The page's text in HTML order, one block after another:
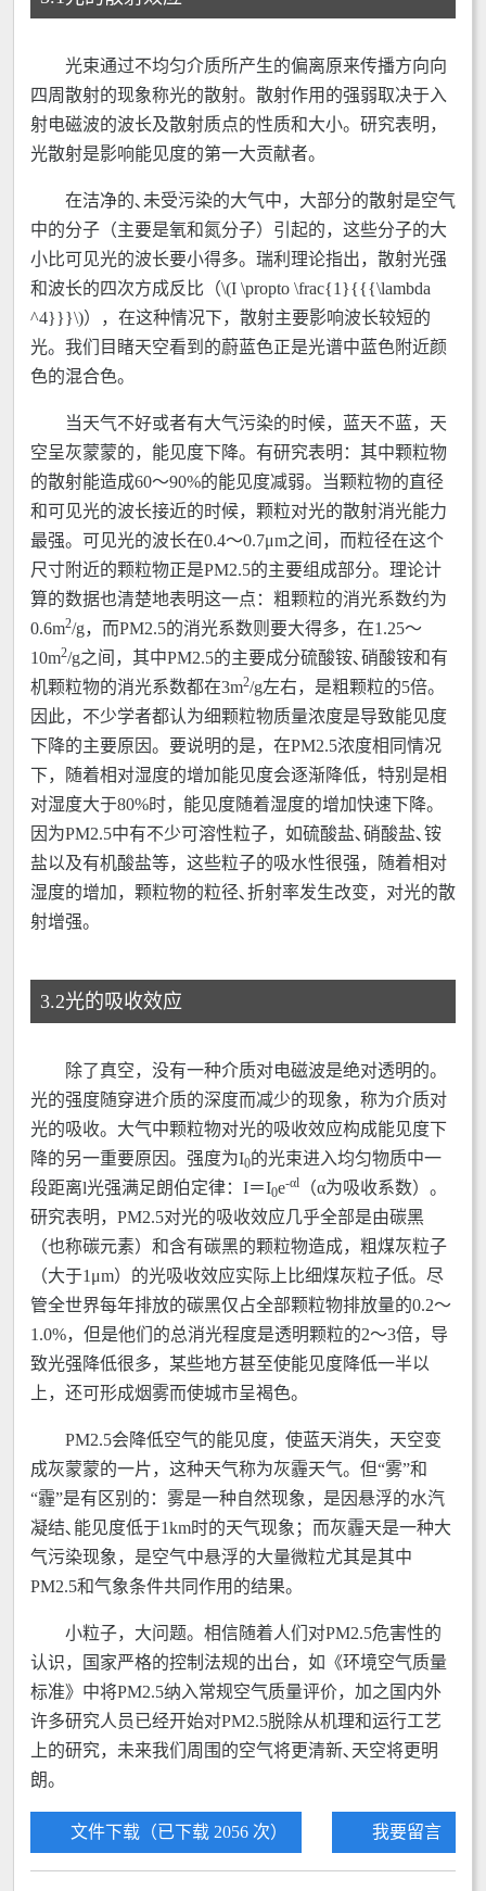
光束通过不均匀介质所产生的偏离原来传播方向向
四周散射的现象称光的散射。散射作用的强弱取决于入
射电磁波的波长及散射质点的性质和大小。研究表明，
光散射是影响能见度的第一大贡献者。
在洁净的､未受污染的大气中，大部分的散射是空气
中的分子（主要是氧和氮分子）引起的，这些分子的大
小比可见光的波长要小得多。瑞利理论指出，散射光强
和波长的四次方成反比（\(I \propto \frac{1}{{{\lambda
^4}}}\)），在这种情况下，散射主要影响波长较短的
光。我们目睹天空看到的蔚蓝色正是光谱中蓝色附近颜
色的混合色。
当天气不好或者有大气污染的时候，蓝天不蓝，天
空呈灰蒙蒙的，能见度下降。有研究表明：其中颗粒物
的散射能造成60～90%的能见度减弱。当颗粒物的直径
和可见光的波长接近的时候，颗粒对光的散射消光能力
最强。可见光的波长在0.4～0.7μm之间，而粒径在这个
尺寸附近的颗粒物正是PM2.5的主要组成部分。理论计
算的数据也清楚地表明这一点：粗颗粒的消光系数约为
0.6m2/g，而PM2.5的消光系数则要大得多，在1.25～
10m2/g之间，其中PM2.5的主要成分硫酸铵､硝酸铵和有
机颗粒物的消光系数都在3m2/g左右，是粗颗粒的5倍。
因此，不少学者都认为细颗粒物质量浓度是导致能见度
下降的主要原因。要说明的是，在PM2.5浓度相同情况
下，随着相对湿度的增加能见度会逐渐降低，特别是相
对湿度大于80%时，能见度随着湿度的增加快速下降。
因为PM2.5中有不少可溶性粒子，如硫酸盐､硝酸盐､铵
盐以及有机酸盐等，这些粒子的吸水性很强，随着相对
湿度的增加，颗粒物的粒径､折射率发生改变，对光的散
射增强。
3.2光的吸收效应
除了真空，没有一种介质对电磁波是绝对透明的。
光的强度随穿进介质的深度而减少的现象，称为介质对
光的吸收。大气中颗粒物对光的吸收效应构成能见度下
降的另一重要原因。强度为I0的光束进入均匀物质中一
段距离l光强满足朗伯定律：I＝I0e-αl
（α为吸收系数）。
研究表明，PM2.5对光的吸收效应几乎全部是由碳黑
（也称碳元素）和含有碳黑的颗粒物造成，粗煤灰粒子
（大于1μm）的光吸收效应实际上比细煤灰粒子低。尽
管全世界每年排放的碳黑仅占全部颗粒物排放量的0.2～
1.0%，但是他们的总消光程度是透明颗粒的2～3倍，导
致光强降低很多，某些地方甚至使能见度降低一半以
上，还可形成烟雾而使城市呈褐色。
PM2.5会降低空气的能见度，使蓝天消失，天空变
成灰蒙蒙的一片，这种天气称为灰霾天气。但“雾”和
“霾”是有区别的：雾是一种自然现象，是因悬浮的水汽
凝结､能见度低于1km时的天气现象；而灰霾天是一种大
气污染现象，是空气中悬浮的大量微粒尤其是其中
PM2.5和气象条件共同作用的结果。
小粒子，大问题。相信随着人们对PM2.5危害性的
认识，国家严格的控制法规的出台，如《环境空气质量
标准》中将PM2.5纳入常规空气质量评价，加之国内外
许多研究人员已经开始对PM2.5脱除从机理和运行工艺
上的研究，未来我们周围的空气将更清新､天空将更明
朗。
文件下载（已下载 2056 次） 我要留言